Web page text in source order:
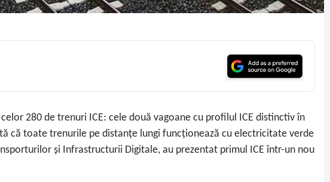
280 de trenuri ICE: cele două vagoane cu profilul ICE distinctiv în
că toate trenurile pe distanțe lungi funcționează cu electricitate verde
și Infrastructurii Digitale, au prezentat primul ICE într-un nou